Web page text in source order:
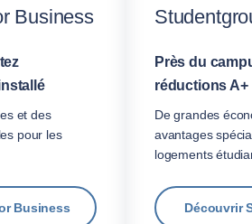
Business
et des
pour les
Business
Près du
réductions A+
De grandes
avantages
logements
Découvrir